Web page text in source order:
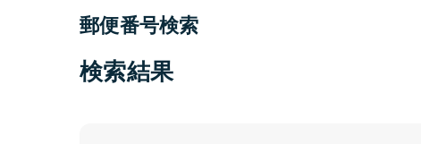
郵便番号検索
検索結果